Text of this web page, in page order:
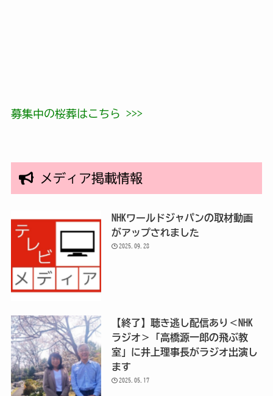
募集中の桜葬はこちら >>>
メディア掲載情報
NHKワールドジャパンの取材動画
がアップされました
2025.09.28
【終了】聴き逃し配信あり＜NHK
ラジオ＞「高橋源一郎の飛ぶ教
室」に井上理事長がラジオ出演し
ます
2025.05.17